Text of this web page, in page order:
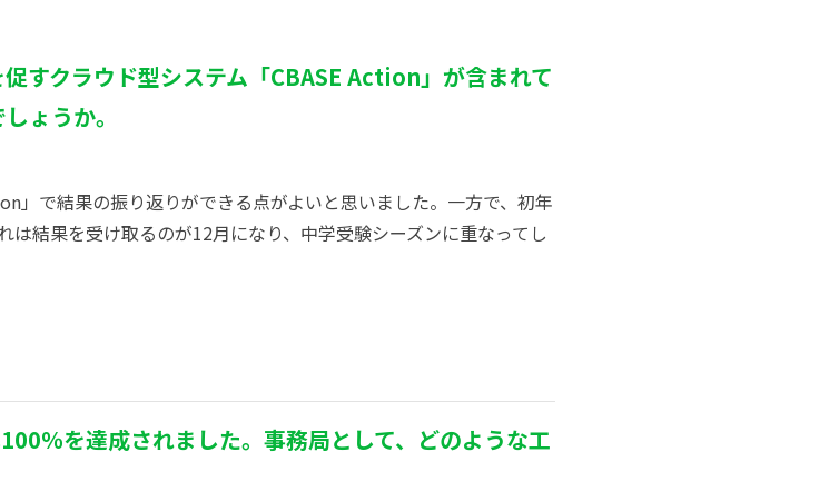
すクラウド型システム「CBASE Action」が含まれて
ょうか。
」で結果の振り返りができる点がよいと思いました。一方で、初年
結果を受け取るのが12月になり、中学受験シーズンに重なってし
％を達成されました。事務局として、どのような工